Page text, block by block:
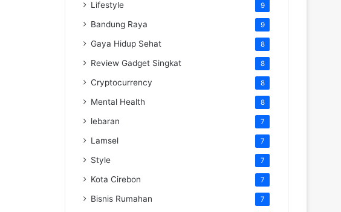
Lifestyle 9
Bandung Raya 9
Gaya Hidup Sehat 8
Review Gadget Singkat 8
Cryptocurrency 8
Mental Health 8
lebaran 7
Lamsel 7
Style 7
Kota Cirebon 7
Bisnis Rumahan 7